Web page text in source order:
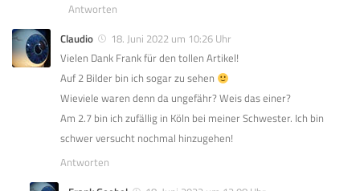
Antworten
Claudio
18. Juni 2022 um 10:26 Uhr
Vielen Dank Frank für den tollen Artikel!
Auf 2 Bilder bin ich sogar zu sehen
Wieviele waren denn da ungefähr? Weis das einer?
Am 2.7 bin ich zufällig in Köln bei meiner Schwester. Ich bin
schwer versucht nochmal hinzugehen!
Antworten